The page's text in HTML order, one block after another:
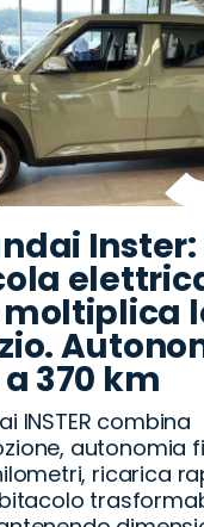
Inster:
moltiplica
370 km
INSTER combina
autonomia
ricarica